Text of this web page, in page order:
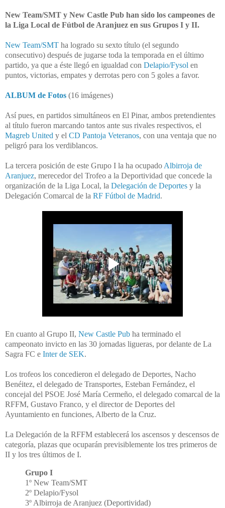
New Team/SMT y New Castle Pub han sido los campeones de
la Liga Local de Fútbol de Aranjuez en sus Grupos I y II.
New Team/SMT ha logrado su sexto título (el segundo
consecutivo) después de jugarse toda la temporada en el último
partido, ya que a éste llegó en igualdad con Delapio/Fysol en
puntos, victorias, empates y derrotas pero con 5 goles a favor.
ALBUM de Fotos (16 imágenes)
Así pues, en partidos simultáneos en El Pinar, ambos pretendientes
al título fueron marcando tantos ante sus rivales respectivos, el
Magreb United y el CD Pantoja Veteranos, con una ventaja que no
peligró para los verdiblancos.
La tercera posición de este Grupo I la ha ocupadoAlbirroja de
Aranjuez, merecedor del Trofeo a la Deportividad que concede la
organización de la Liga Local, la Delegación de Deportes y la
Delegación Comarcal de la RF Fútbol de Madrid.
En cuanto al Grupo II, New Castle Pub ha terminado el
campeonato invicto en las 30 jornadas ligueras, por delante de La
Sagra FC e Inter de SEK.
Los trofeos los concedieron el delegado de Deportes, Nacho
Benéitez, el delegado de Transportes, Esteban Fernández, el
concejal del PSOE José María Cermeño, el delegado comarcal de la
RFFM, Gustavo Franco, y el director de Deportes del
Ayuntamiento en funciones, Alberto de la Cruz.
La Delegación de la RFFM establecerá los ascensos y descensos de
categoría, plazas que ocuparán previsiblemente los tres primeros de
II y los tres últimos de I.
Grupo I
1º New Team/SMT
2º Delapio/Fysol
3º Albirroja de Aranjuez (Deportividad)